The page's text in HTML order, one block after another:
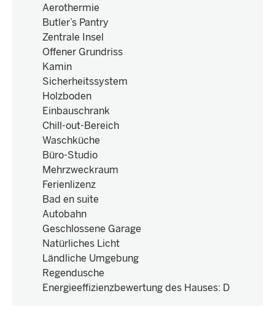
Aerothermie
Butler’s Pantry
Zentrale Insel
Offener Grundriss
Kamin
Sicherheitssystem
Holzboden
Einbauschrank
Chill-out-Bereich
Waschküche
Büro-Studio
Mehrzweckraum
Ferienlizenz
Bad en suite
Autobahn
Geschlossene Garage
Natürliches Licht
Ländliche Umgebung
Regendusche
Energieeffizienzbewertung des Hauses: D